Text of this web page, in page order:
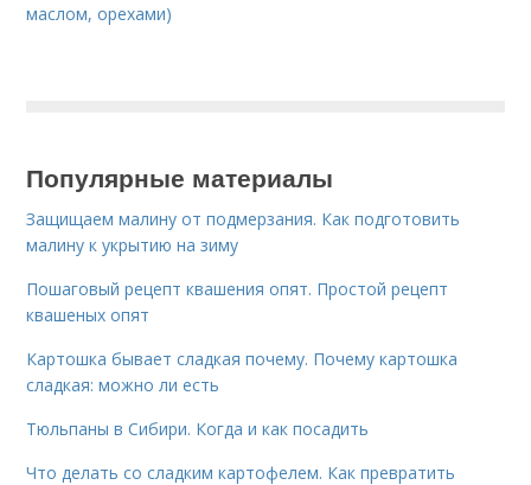
маслом, орехами)
Популярные материалы
Защищаем малину от подмерзания. Как подготовить
малину к укрытию на зиму
Пошаговый рецепт квашения опят. Простой рецепт
квашеных опят
Картошка бывает сладкая почему. Почему картошка
сладкая: можно ли есть
Тюльпаны в Сибири. Когда и как посадить
Что делать со сладким картофелем. Как превратить